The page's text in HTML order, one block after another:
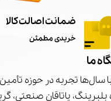
ضمانت اصالت کالا
خریدی مطمئن
ما
سال‌ها تجربه در حوزه
یاتاقان صنعتی،